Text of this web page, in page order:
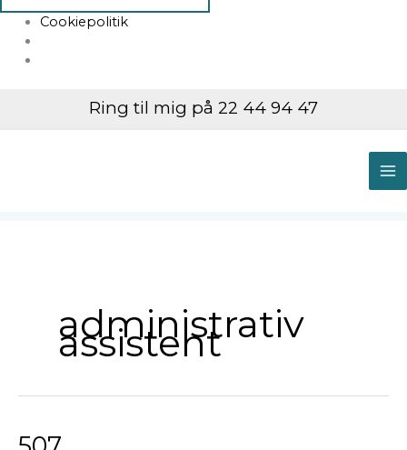
Cookiepolitik
Ring til mig på 22 44 94 47
administrativ
assistent
507